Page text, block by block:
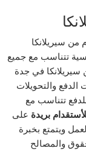
سيريلانكا
تتناسب مع جميع
سيريلانكا في جدة
الدفع والتحويلات
تتناسب مع
بريدة على
ويتمتع بخبرة
والمصالح